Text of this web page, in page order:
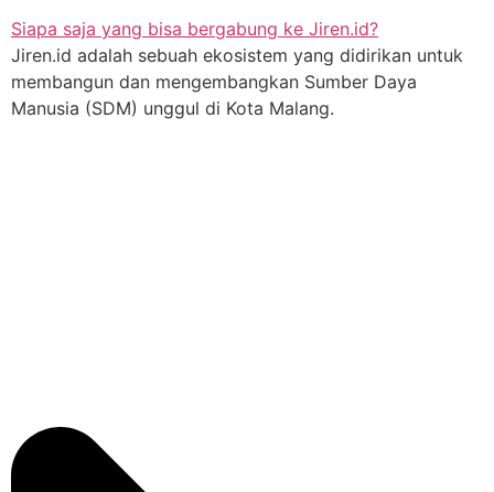
Siapa saja yang bisa bergabung ke Jiren.id?
Jiren.id adalah sebuah ekosistem yang didirikan untuk
membangun dan mengembangkan Sumber Daya
Manusia (SDM) unggul di Kota Malang.